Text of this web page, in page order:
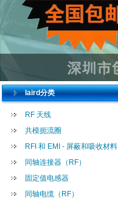
laird分类
RF 天线
共模扼流圈
RFI 和 EMI - 屏蔽和吸收材料
同轴连接器（RF）
固定值电感器
同轴电缆（RF）